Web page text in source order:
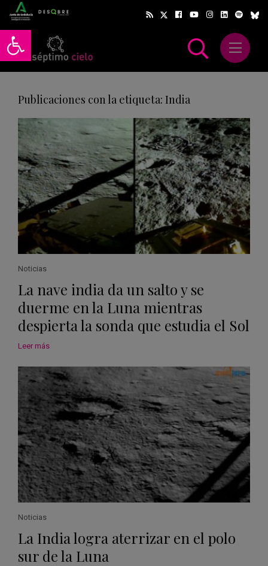
Abrir barra de herramientas
Abrir
Publicaciones con la etiqueta: India
Noticias
La nave india da un salto y se
duerme en la Luna mientras
despierta la sonda que estudia el Sol
Leer más
Noticias
La India logra aterrizar en el polo
sur de la Luna